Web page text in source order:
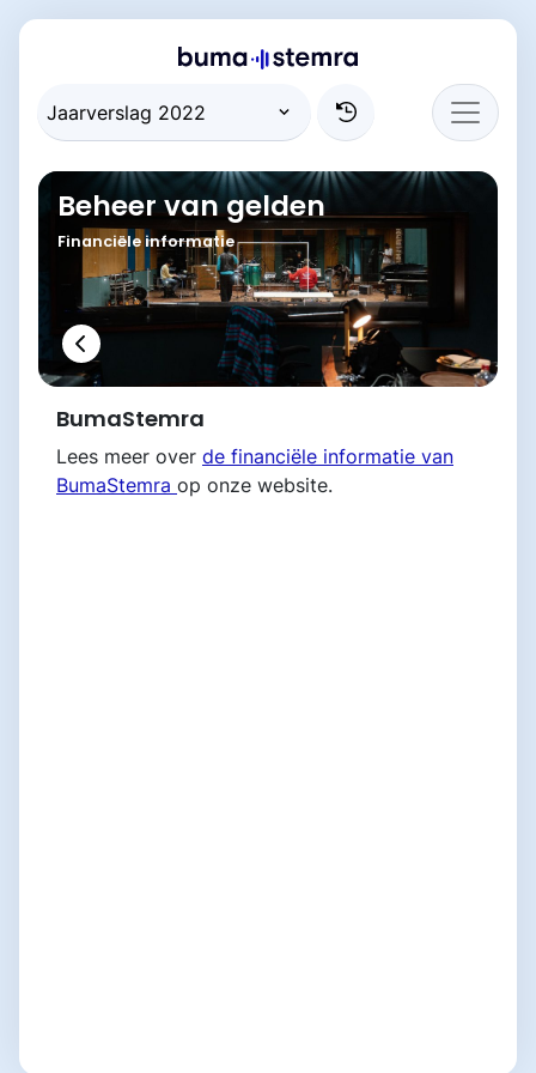
Beheer van gelden
Financiële informatie
BumaStemra
Lees meer over de financiële informatie van
BumaStemra op onze website.